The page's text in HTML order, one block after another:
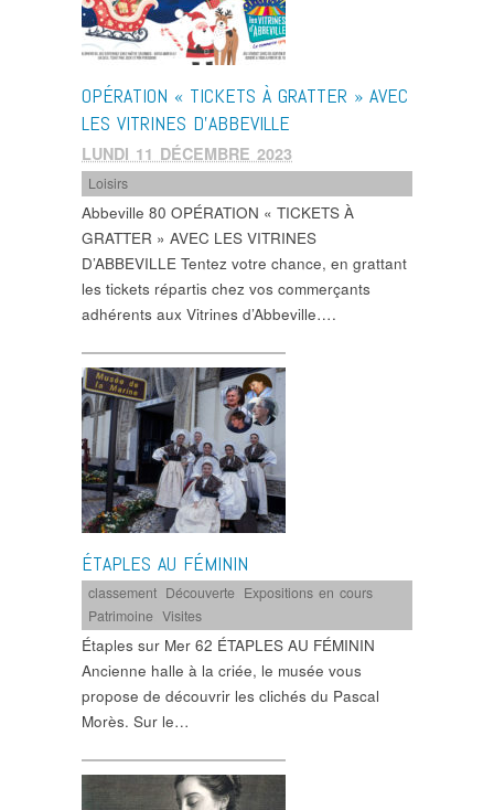
OPÉRATION « TICKETS À GRATTER » AVEC
LES VITRINES D’ABBEVILLE
LUNDI 11 DÉCEMBRE 2023
Loisirs
Abbeville 80 OPÉRATION « TICKETS À
GRATTER » AVEC LES VITRINES
D’ABBEVILLE Tentez votre chance, en grattant
les tickets répartis chez vos commerçants
adhérents aux Vitrines d’Abbeville….
ÉTAPLES AU FÉMININ
classement Découverte Expositions en cours
Patrimoine ,Visites
Étaples sur Mer 62 ÉTAPLES AU FÉMININ
Ancienne halle à la criée, le musée vous
propose de découvrir les clichés du Pascal
Morès. Sur le…